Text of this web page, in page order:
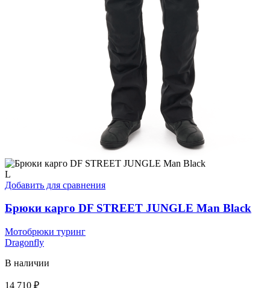
L
Добавить для сравнения
Брюки карго DF STREET JUNGLE Man Black
Мотобрюки туринг
Dragonfly
В наличии
14 710 ₽